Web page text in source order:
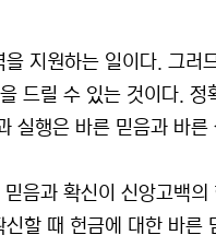
지원하는 일이다. 그러
드릴 수 있는 것이다. 정
실행은 바른 믿음과 바른
음과 확신이 신앙고백
할 때 헌금에 대한 바른